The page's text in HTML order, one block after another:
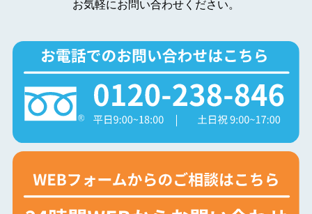
お気軽にお問い合わせください。